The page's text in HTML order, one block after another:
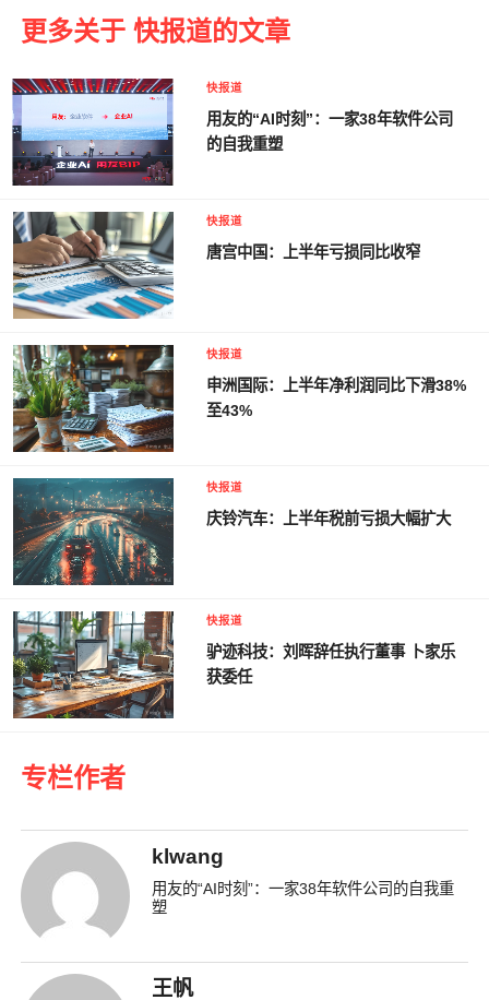
更多关于 快报道的文章
快报道
用友的“AI时刻”：一家38年软件公司
的自我重塑
快报道
唐宫中国：上半年亏损同比收窄
快报道
申洲国际：上半年净利润同比下滑38%
至43%
快报道
庆铃汽车：上半年税前亏损大幅扩大
快报道
驴迹科技：刘晖辞任执行董事 卜家乐
获委任
专栏作者
klwang
用友的“AI时刻”：一家38年软件公司的自我重
塑
王帆